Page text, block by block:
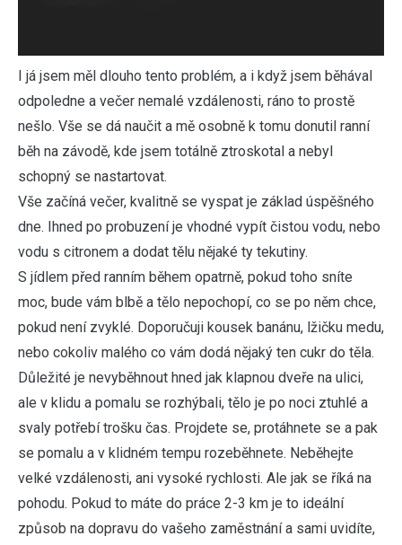
I já jsem měl dlouho tento problém, a i když jsem běhával
odpoledne a večer nemalé vzdálenosti, ráno to prostě
nešlo. Vše se dá naučit a mě osobně k tomu donutil ranní
běh na závodě, kde jsem totálně ztroskotal a nebyl
schopný se nastartovat.
Vše začíná večer, kvalitně se vyspat je základ úspěšného
dne. Ihned po probuzení je vhodné vypít čistou vodu, nebo
vodu s citronem a dodat tělu nějaké ty tekutiny.
S jídlem před ranním během opatrně, pokud toho sníte
moc, bude vám blbě a tělo nepochopí, co se po něm chce,
pokud není zvyklé. Doporučuji kousek banánu, lžičku medu,
nebo cokoliv malého co vám dodá nějaký ten cukr do těla.
Důležité je nevyběhnout hned jak klapnou dveře na ulici,
ale v klidu a pomalu se rozhýbali, tělo je po noci ztuhlé a
svaly potřebí trošku čas. Projdete se, protáhnete se a pak
se pomalu a v klidném tempu rozeběhnete. Neběhejte
velké vzdálenosti, ani vysoké rychlosti. Ale jak se říká na
pohodu. Pokud to máte do práce 2-3 km je to ideální
způsob na dopravu do vašeho zaměstnání a sami uvidíte,